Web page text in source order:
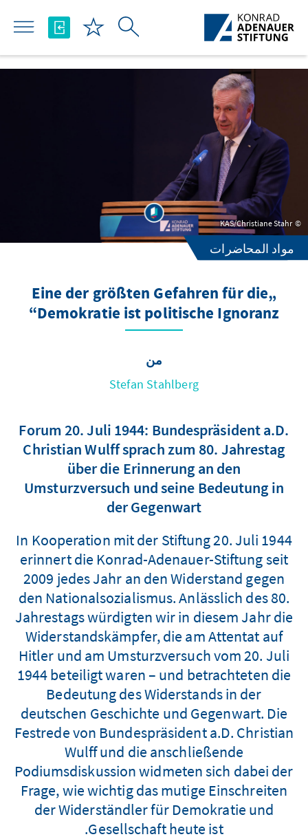
تخطي إلى المحتوى الرئيسي
KAS/Christiane Stahr
مواد المحاضرات
„Eine der größten Gefahren für die
Demokratie ist politische Ignoranz“
من
Stefan Stahlberg
Forum 20. Juli 1944: Bundespräsident a.D.
Christian Wulff sprach zum 80. Jahrestag
über die Erinnerung an den
Umsturzversuch und seine Bedeutung in
der Gegenwart
In Kooperation mit der Stiftung 20. Juli 1944
erinnert die Konrad-Adenauer-Stiftung seit
2009 jedes Jahr an den Widerstand gegen
den Nationalsozialismus. Anlässlich des 80.
Jahrestags würdigten wir in diesem Jahr die
Widerstandskämpfer, die am Attentat auf
Hitler und am Umsturzversuch vom 20. Juli
1944 beteiligt waren – und betrachteten die
Bedeutung des Widerstands in der
deutschen Geschichte und Gegenwart. Die
Festrede von Bundespräsident a.D. Christian
Wulff und die anschließende
Podiumsdiskussion widmeten sich dabei der
Frage, wie wichtig das mutige Einschreiten
der Widerständler für Demokratie und
Gesellschaft heute ist.